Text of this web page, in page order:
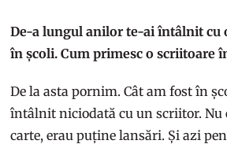
De-a lungul anilor te-ai întâlnit cu
în școli. Cum primesc o scriitoare
De la asta pornim. Cât am fost în
întâlnit niciodată cu un scriitor. Nu
carte, erau puține lansări. Și azi